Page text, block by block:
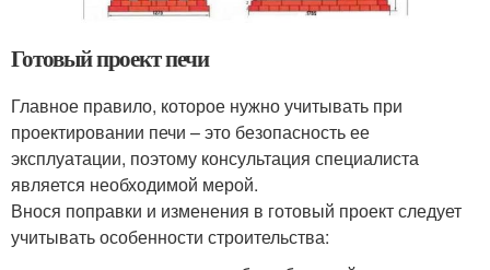
Готовый проект печи
Главное правило, которое нужно учитывать при
проектировании печи – это безопасность ее
эксплуатации, поэтому консультация специалиста
является необходимой мерой.
Внося поправки и изменения в готовый проект следует
учитывать особенности строительства: